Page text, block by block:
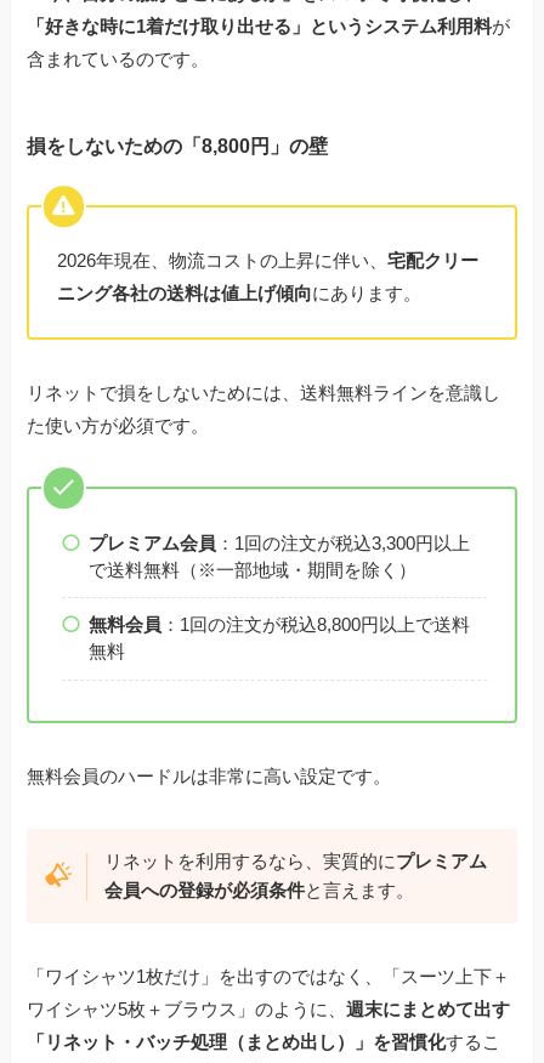
「好きな時に1着だけ取り出せる」というシステム利用料が
含まれているのです。
損をしないための「8,800円」の壁
2026年現在、物流コストの上昇に伴い、 宅配クリー
ニング各社の送料は値上げ傾向にあります。
リネットで損をしないためには、送料無料ラインを意識し
た使い方が必須です。
プレミアム会員 ：1回の注文が税込3,300円以上
で送料無料（※一部地域・期間を除く）
無料会員 ：1回の注文が税込8,800円以上で送料
無料
無料会員のハードルは非常に高い設定です。
リネットを利用するなら、実質的にプレミアム
会員への登録が必須条件と言えます。
「ワイシャツ1枚だけ」を出すのではなく、「スーツ上下＋
ワイシャツ5枚＋ブラウス」のように、週末にまとめて出す
「リネット・バッチ処理（まとめ出し）」を習慣化するこ